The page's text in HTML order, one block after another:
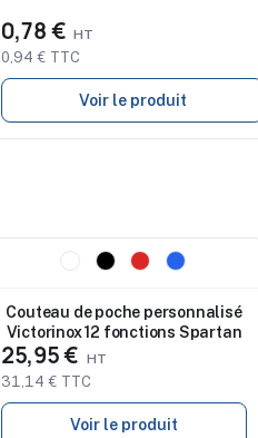
0,78 €
0,94 € TTC
Voir le produit
Nouveau
Couteau de poche personnalisé
Victorinox 12 fonctions Spartan
25,95 €
31,14 € TTC
Voir le produit